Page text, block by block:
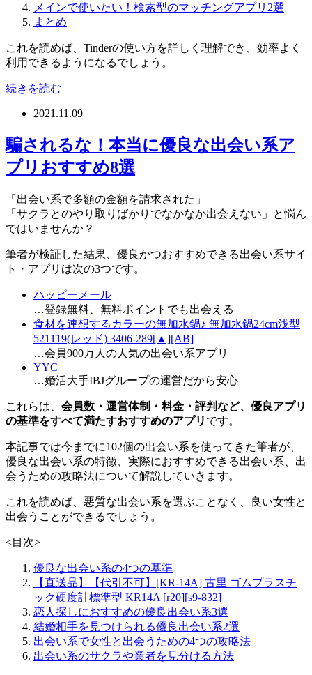
メインで使いたい！検索型のマッチングアプリ2選
まとめ
これを読めば、Tinderの使い方を詳しく理解でき、効率よく
利用できるようになるでしょう。
続きを読む
2021.11.09
騙されるな！本当に優良な出会い系ア
プリおすすめ8選
「出会い系で多額の金額を請求された」
「サクラとのやり取りばかりでなかなか出会えない」と悩ん
ではいませんか？
筆者が検証した結果、優良かつおすすめできる出会い系サイ
ト・アプリは次の3つです。
ハッピーメール
…登録無料、無料ポイントでも出会える
食材を連想するカラーの無加水鍋♪ 無加水鍋24cm浅型
521119(レッド) 3406-289[▲][AB]
…会員900万人の人気の出会い系アプリ
YYC
…婚活大手IBJグループの運営だから安心
これらは、 会員数・運営体制・料金・評判など、優良アプリ
の基準をすべて満たすおすすめのアプリ です。
本記事では今までに102個の出会い系を使ってきた筆者が、
優良な出会い系の特徴、実際におすすめできる出会い系、出
会うための攻略法について解説していきます。
これを読めば、悪質な出会い系を選ぶことなく、良い女性と
出会うことができるでしょう。
<目次>
優良な出会い系の4つの基準
【直送品】【代引不可】[KR-14A] 古里 ゴムプラスチ
ック硬度計標準型 KR14A [r20][s9-832]
恋人探しにおすすめの優良出会い系3選
結婚相手を見つけられる優良出会い系2選
出会い系で女性と出会うための4つの攻略法
出会い系のサクラや業者を見分ける方法